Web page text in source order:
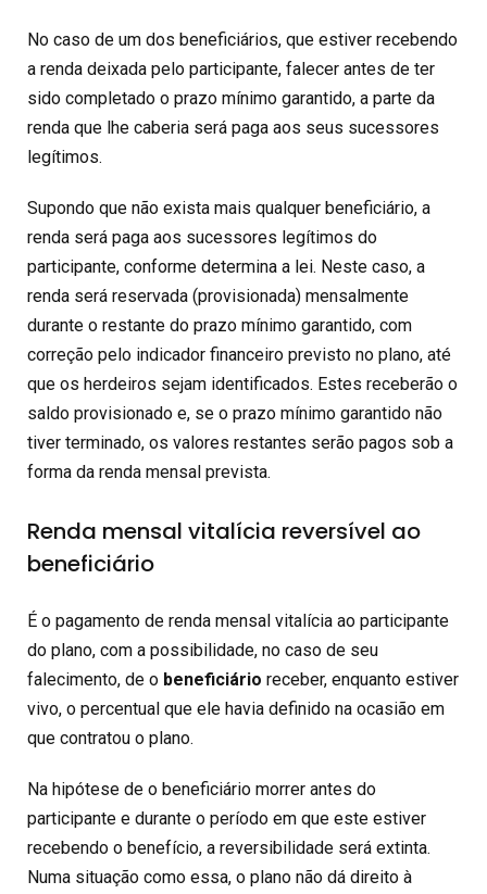
No caso de um dos beneficiários, que estiver recebendo
a renda deixada pelo participante, falecer antes de ter
sido completado o prazo mínimo garantido, a parte da
renda que lhe caberia será paga aos seus sucessores
legítimos.
Supondo que não exista mais qualquer beneficiário, a
renda será paga aos sucessores legítimos do
participante, conforme determina a lei. Neste caso, a
renda será reservada (provisionada) mensalmente
durante o restante do prazo mínimo garantido, com
correção pelo indicador financeiro previsto no plano, até
que os herdeiros sejam identificados. Estes receberão o
saldo provisionado e, se o prazo mínimo garantido não
tiver terminado, os valores restantes serão pagos sob a
forma da renda mensal prevista.
Renda mensal vitalícia reversível ao
beneficiário
É o pagamento de renda mensal vitalícia ao participante
do plano, com a possibilidade, no caso de seu
falecimento, de o beneficiário receber, enquanto estiver
vivo, o percentual que ele havia definido na ocasião em
que contratou o plano.
Na hipótese de o beneficiário morrer antes do
participante e durante o período em que este estiver
recebendo o benefício, a reversibilidade será extinta.
Numa situação como essa, o plano não dá direito à